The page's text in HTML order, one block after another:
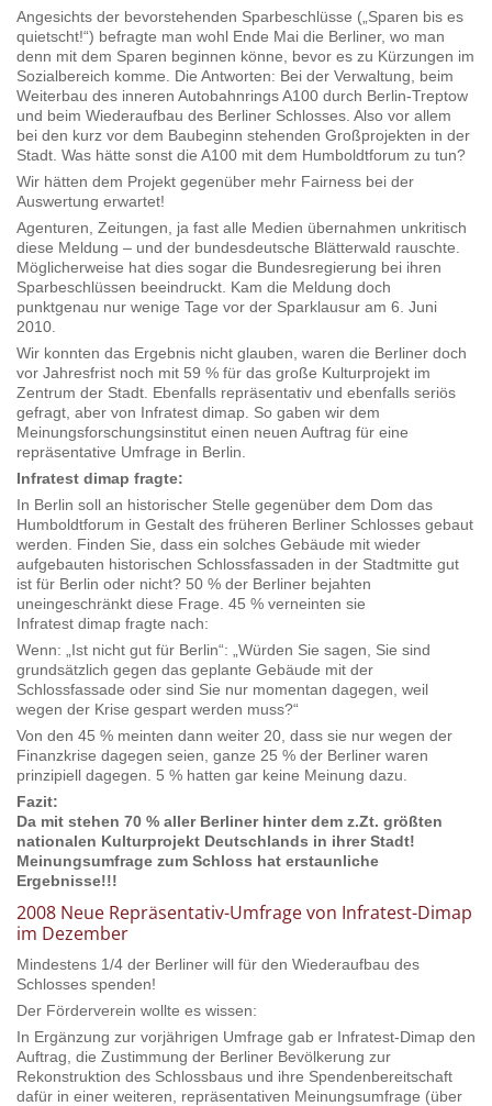
Angesichts der bevorstehenden Sparbeschlüsse („Sparen bis es
quietscht!“) befragte man wohl Ende Mai die Berliner, wo man
denn mit dem Sparen beginnen könne, bevor es zu Kürzungen im
Sozialbereich komme. Die Antworten: Bei der Verwaltung, beim
Weiterbau des inneren Autobahnrings A100 durch Berlin-Treptow
und beim Wiederaufbau des Berliner Schlosses. Also vor allem
bei den kurz vor dem Baubeginn stehenden Großprojekten in der
Stadt. Was hätte sonst die A100 mit dem Humboldtforum zu tun?
Wir hätten dem Projekt gegenüber mehr Fairness bei der
Auswertung erwartet!
Agenturen, Zeitungen, ja fast alle Medien übernahmen unkritisch
diese Meldung – und der bundesdeutsche Blätterwald rauschte.
Möglicherweise hat dies sogar die Bundesregierung bei ihren
Sparbeschlüssen beeindruckt. Kam die Meldung doch
punktgenau nur wenige Tage vor der Sparklausur am 6. Juni
2010.
Wir konnten das Ergebnis nicht glauben, waren die Berliner doch
vor Jahresfrist noch mit 59 % für das große Kulturprojekt im
Zentrum der Stadt. Ebenfalls repräsentativ und ebenfalls seriös
gefragt, aber von Infratest dimap. So gaben wir dem
Meinungsforschungsinstitut einen neuen Auftrag für eine
repräsentative Umfrage in Berlin.
Infratest dimap fragte:
In Berlin soll an historischer Stelle gegenüber dem Dom das
Humboldtforum in Gestalt des früheren Berliner Schlosses gebaut
werden. Finden Sie, dass ein solches Gebäude mit wieder
aufgebauten historischen Schlossfassaden in der Stadtmitte gut
ist für Berlin oder nicht? 50 % der Berliner bejahten
uneingeschränkt diese Frage. 45 % verneinten sie
Infratest dimap fragte nach:
Wenn: „Ist nicht gut für Berlin“: „Würden Sie sagen, Sie sind
grundsätzlich gegen das geplante Gebäude mit der
Schlossfassade oder sind Sie nur momentan dagegen, weil
wegen der Krise gespart werden muss?“
Von den 45 % meinten dann weiter 20, dass sie nur wegen der
Finanzkrise dagegen seien, ganze 25 % der Berliner waren
prinzipiell dagegen. 5 % hatten gar keine Meinung dazu.
Fazit:
Da mit stehen 70 % aller Berliner hinter dem z.Zt. größten
nationalen Kulturprojekt Deutschlands in ihrer Stadt!
Meinungsumfrage zum Schloss hat erstaunliche
Ergebnisse!!!
2008 Neue Repräsentativ-Umfrage von Infratest-Dimap
im Dezember
Mindestens 1/4 der Berliner will für den Wiederaufbau des
Schlosses spenden!
Der Förderverein wollte es wissen:
In Ergänzung zur vorjährigen Umfrage gab er Infratest-Dimap den
Auftrag, die Zustimmung der Berliner Bevölkerung zur
Rekonstruktion des Schlossbaus und ihre Spendenbereitschaft
dafür in einer weiteren, repräsentativen Meinungsumfrage (über